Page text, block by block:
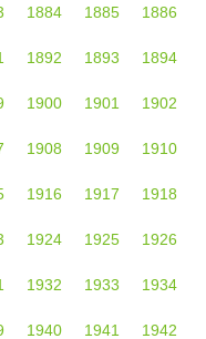
1884 1885 1886
1892 1893 1894
1900 1901 1902
1908 1909 1910
1916 1917 1918
1924 1925 1926
1932 1933 1934
1940 1941 1942